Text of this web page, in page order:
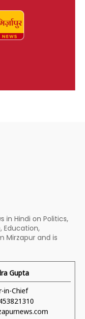
in Hindi on Politics,
Education,
Mirzapur and is
Gupta
in-Chief